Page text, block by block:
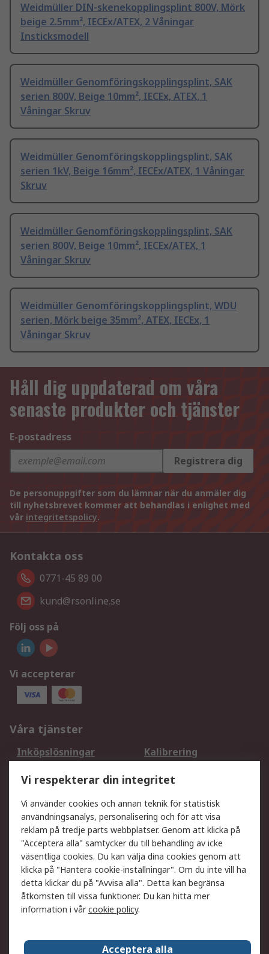
Weidmüller DIN-skenekopplingsplint 800V, Mörk
beige 2.5mm², IECEx/ATEX, 2 Våningar
Insticksmodell
Weidmüller Genomföringskopplingsplint, SAK
serien 800V, Beige 10mm², IECEx, ATEX, 1
Våningar Skruv
Weidmüller Genomföringskopplingsplint, SAK
serien 1kV, Beige 16mm², IECEx/ATEX, 1 Våningar
Skruv
Weidmüller Genomföringskopplingsplint, SAK
serien 800V, Beige 10mm², IECEx/ATEX, 1
Våningar Skruv
Weidmüller Genomföringskopplingsplint, WDU
serien, Mörk beige 35mm², ATEX, IECEx, 1
Våningar Skruv
Håll dig uppdaterad om våra
senaste produkter och tjänster
E-postadress
Registrera dig
De personuppgifter som du lämnar när du anmäler dig
till nyhetsbrevet kommer att behandlas i enlighet med
vår integritetspolicy.
Kontakta oss
0771-45 89 00
kund@rsonline.se
Följ oss på
Vi accepterar
Våra tjänster
Inköpslösningar
Kalibrering
DesignSpark
Teknisk Support
Ditt lokala säljteam
Exportlösningar
Support
Få hjälp
Retur av varor
Leverans
Spåra din order
Begär en fakturakopi
Fördelar med RS-konto
Betalningsalternativ
Vi respekterar din integritet
Vi använder cookies och annan teknik för statistisk
användningsanalys, personalisering och för att visa
reklam på tredje parts webbplatser. Genom att klicka på
"Acceptera alla" samtycker du till behandling av icke
väsentliga cookies. Du kan välja dina cookies genom att
klicka på "Hantera cookie-inställningar". Om du inte vill ha
detta klickar du på "Avvisa alla". Detta kan begränsa
åtkomsten till vissa funktioner. Du kan hitta mer
information i vårcookie policy.
Acceptera alla